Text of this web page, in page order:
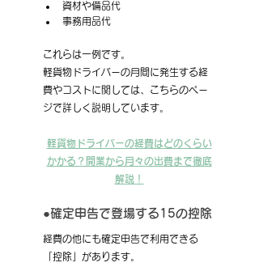
資材や備品代
事務用品代
これらは一例です。
軽貨物ドライバーの月間に発生する経
費やコストに関しては、こちらのペー
ジで詳しく説明しています。
軽貨物ドライバーの経費はどのくらい
かかる？開業から月々の出費まで徹底
解説！
●確定申告で登場する15の控除
経費の他にも確定申告で利用できる
「控除」があります。